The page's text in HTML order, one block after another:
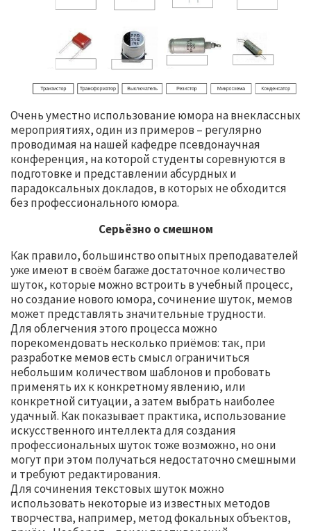
Очень уместно использование юмора на внеклассных
мероприятиях, один из примеров – регулярно
проводимая на нашей кафедре псевдонаучная
конференция, на которой студенты соревнуются в
подготовке и представлении абсурдных и
парадоксальных докладов, в которых не обходится
без профессионального юмора.
Серьёзно о смешном
Как правило, большинство опытных преподавателей
уже имеют в своём багаже достаточное количество
шуток, которые можно встроить в учебный процесс,
но создание нового юмора, сочинение шуток, мемов
может представлять значительные трудности.
Для облегчения этого процесса можно
порекомендовать несколько приёмов: так, при
разработке мемов есть смысл ограничиться
небольшим количеством шаблонов и пробовать
применять их к конкретному явлению, или
конкретной ситуации, а затем выбрать наиболее
удачный. Как показывает практика, использование
искусственного интеллекта для создания
профессиональных шуток тоже возможно, но они
могут при этом получаться недостаточно смешными
и требуют редактирования.
Для сочинения текстовых шуток можно
использовать некоторые из известных методов
творчества, например, метод фокальных объектов,